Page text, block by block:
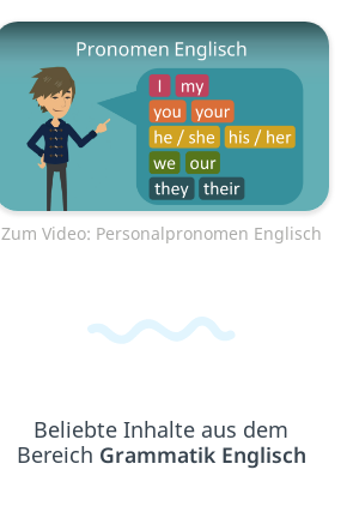
Zum Video: Personalpronomen Englisch
Beliebte Inhalte aus dem
Bereich Grammatik Englisch